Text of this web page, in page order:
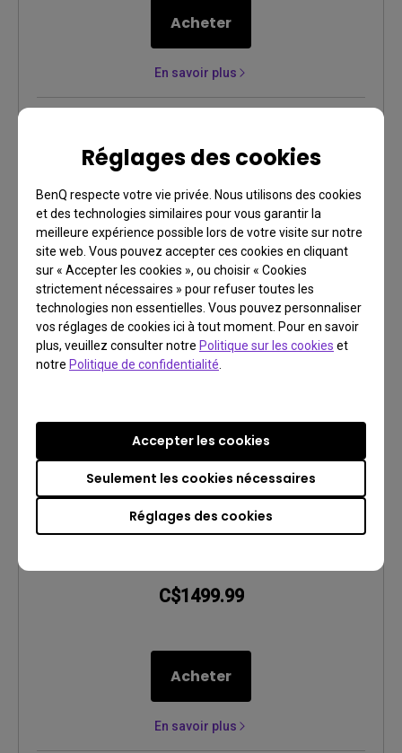
Réglages des cookies
BenQ respecte votre vie privée. Nous utilisons des cookies
et des technologies similaires pour vous garantir la
meilleure expérience possible lors de votre visite sur notre
site web. Vous pouvez accepter ces cookies en cliquant
sur « Accepter les cookies », ou choisir « Cookies
strictement nécessaires » pour refuser toutes les
technologies non essentielles. Vous pouvez personnaliser
vos réglages de cookies ici à tout moment. Pour en savoir
plus, veuillez consulter notre Politique sur les cookies et
notre Politique de confidentialité
Réglages des cookies
Seulement les cookies nécessaires
Accepter les cookies
Acheter
En savoir plus
3000~3999lm Avec un faible décalage d'entrée
Faible latence de 16 ms (4K à 60 Hz) avec résolution 4K
Avec 96% de la gamme de couleurs Rec.709 et
C$1499.99
Acheter
En savoir plus